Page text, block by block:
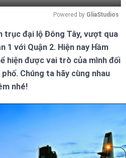
Mute
Powered by GliaStudios
trục đại lộ Đông Tây, vượt qua
1 với Quận 2. Hiện nay Hầm
hiện được vai trò của mình đối
Chúng ta hãy cùng nhau
nhé!